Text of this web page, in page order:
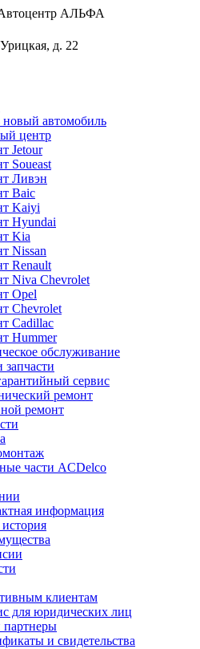
АЛЬФА
д. 22
автомобиль
центр
Jetour
Soueast
Ливэн
Baic
Kaiyi
Hyundai
Kia
Nissan
Renault
Niva Chevrolet
Opel
Chevrolet
Cadillac
Hummer
обслуживание
запчасти
сервис
ремонт
ремонт
части ACDelco
информация
клиентам
для юридических лиц
и свидетельства